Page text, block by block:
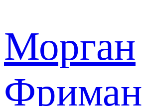
Морган
Фриман